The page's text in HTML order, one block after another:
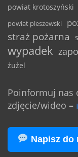
powiat krotoszyński
powiat pleszewski
straż pożarna
wypadek
żużel
Poinformuj nas
zdjęcie/wideo –
Napisz do